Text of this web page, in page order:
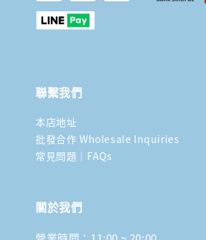
聯繫我們
本店地址
批發合作 Wholesale Inquiries
常見問題｜FAQs
關於我們